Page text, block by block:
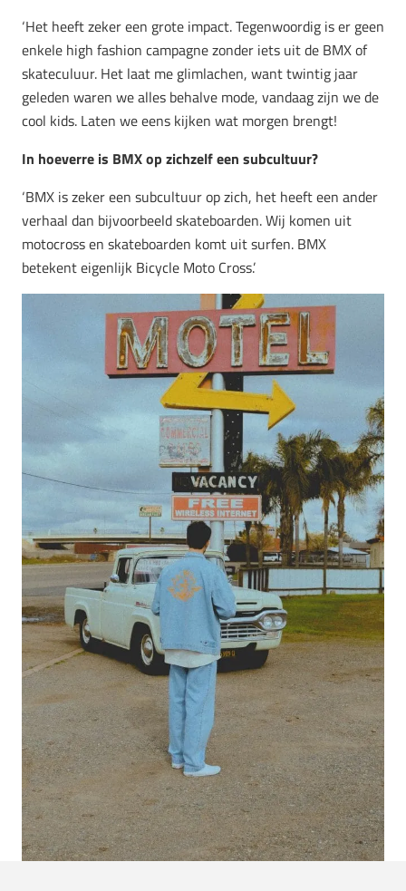
‘Het heeft zeker een grote impact. Tegenwoordig is er geen
enkele high fashion campagne zonder iets uit de BMX of
skateculuur. Het laat me glimlachen, want twintig jaar
geleden waren we alles behalve mode, vandaag zijn we de
cool kids. Laten we eens kijken wat morgen brengt!
In hoeverre is BMX op zichzelf een subcultuur?
‘BMX is zeker een subcultuur op zich, het heeft een ander
verhaal dan bijvoorbeeld skateboarden. Wij komen uit
motocross en skateboarden komt uit surfen. BMX
betekent eigenlijk Bicycle Moto Cross.’